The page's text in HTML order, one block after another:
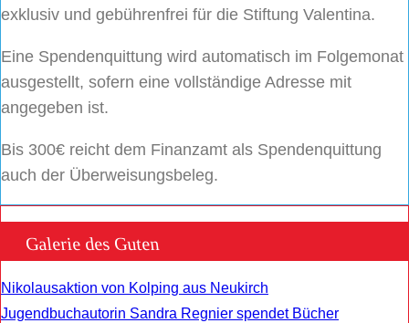
exklusiv und gebührenfrei für die Stiftung Valentina.
Eine Spendenquittung wird automatisch im Folgemonat
ausgestellt, sofern eine vollständige Adresse mit
angegeben ist.
Bis 300€ reicht dem Finanzamt als Spendenquittung
auch der Überweisungsbeleg.
Galerie des Guten
Nikolausaktion von Kolping aus Neukirch
Jugendbuchautorin Sandra Regnier spendet Bücher